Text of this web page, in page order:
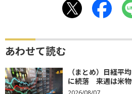
あわせて読む
（まとめ）日経平
に続落 来週は米物